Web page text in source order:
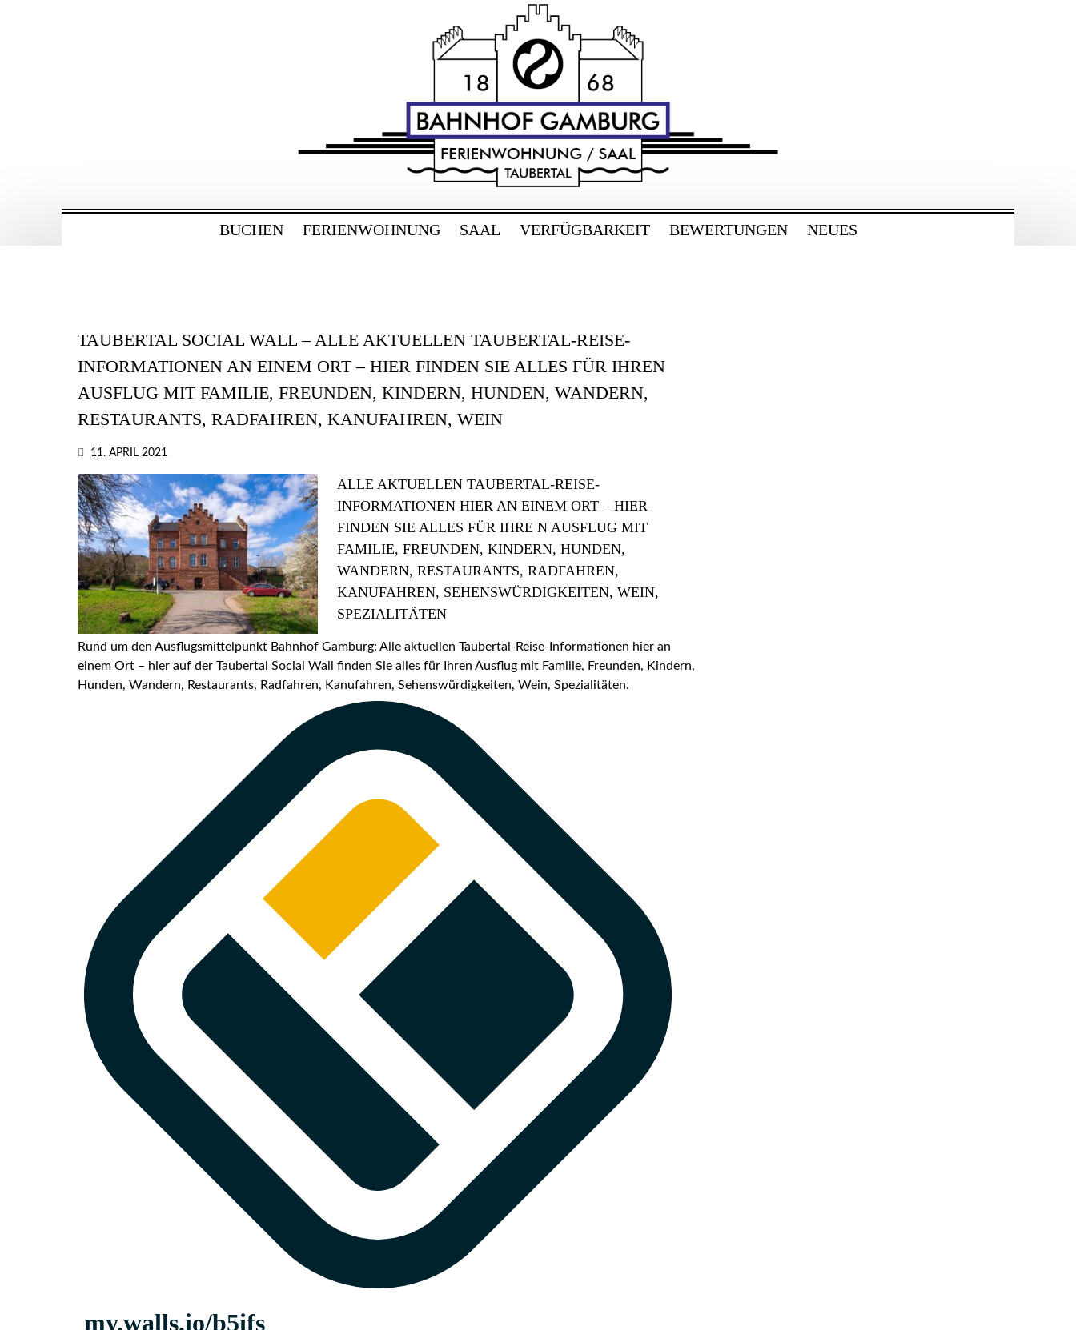
BUCHEN FERIENWOHNUNG SAAL VERFÜGBARKEIT BEWERTUNGEN NEUES
TAUBERTAL SOCIAL WALL – ALLE AKTUELLEN TAUBERTAL-REISE-
INFORMATIONEN AN EINEM ORT – HIER FINDEN SIE ALLES FÜR IHREN
AUSFLUG MIT FAMILIE, FREUNDEN, KINDERN, HUNDEN, WANDERN,
RESTAURANTS, RADFAHREN, KANUFAHREN, WEIN
11. APRIL 2021
ALLE AKTUELLEN TAUBERTAL-REISE-
INFORMATIONEN HIER AN EINEM ORT – HIER
FINDEN SIE ALLES FÜR IHRE N AUSFLUG MIT
FAMILIE, FREUNDEN, KINDERN, HUNDEN,
WANDERN, RESTAURANTS, RADFAHREN,
KANUFAHREN, SEHENSWÜRDIGKEITEN, WEIN,
SPEZIALITÄTEN
Rund um den Ausflugsmittelpunkt Bahnhof Gamburg: Alle aktuellen Taubertal-Reise-Informationen hier an
einem Ort – hier auf der Taubertal Social Wall finden Sie alles für Ihren Ausflug mit Familie, Freunden, Kindern,
Hunden, Wandern, Restaurants, Radfahren, Kanufahren, Sehenswürdigkeiten, Wein, Spezialitäten.